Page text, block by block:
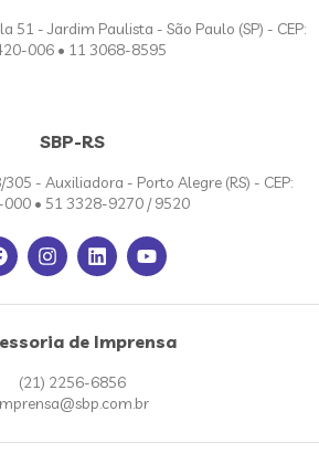
51 - Jardim Paulista - São Paulo (SP) - CEP:
006 • 11 3068-8595
SBP-RS
305 - Auxiliadora - Porto Alegre (RS) - CEP:
• 51 3328-9270 / 9520
de Imprensa
(21) 2256-6856